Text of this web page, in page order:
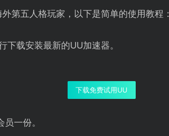
外第五人格玩家，以下是简单的使用教程：
下载安装最新的UU加速器。
下载免费试用UU
一份。